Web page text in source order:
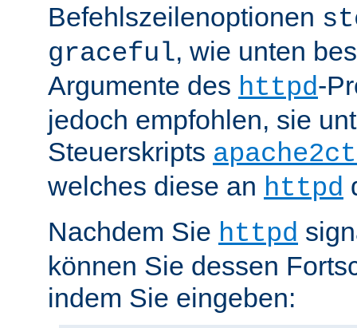
Befehlszeilenoptionen
graceful, wie unten
Argumente des httpd-
jedoch empfohlen, sie
Steuerskripts
welches diese an httpd
Nachdem Sie httpd
können Sie dessen
indem Sie eingeben: